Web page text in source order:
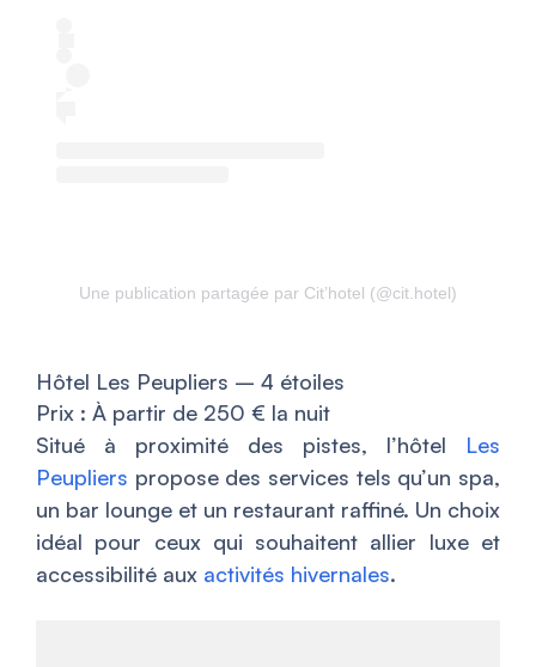
Une publication partagée par Cit’hotel (@cit.hotel)
Hôtel Les Peupliers – 4 étoiles
Prix : À partir de 250 € la nuit
Situé à proximité des pistes, l’hôtel Les
Peupliers propose des services tels qu’un spa,
un bar lounge et un restaurant raffiné. Un choix
idéal pour ceux qui souhaitent allier luxe et
accessibilité aux activités hivernales.